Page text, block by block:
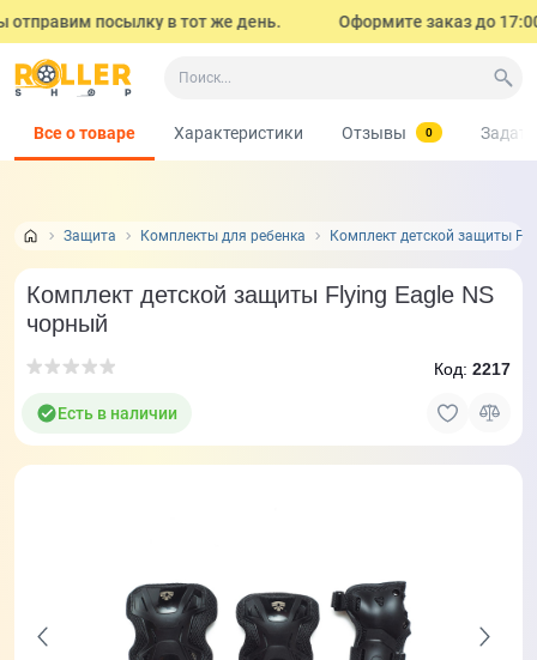
посылку в тот же день. Оформите заказ до 17:00
Защита Комплекты для ребенка Комплект детской защиты
Все о товаре Характеристики Отзывы 0
Комплект детской защиты Flying Eagle NS
чорный
Есть в наличии
Код: 2217